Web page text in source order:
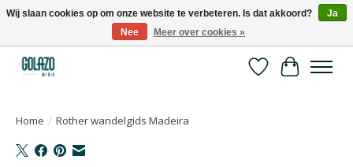
Kennispartner in sport, bewegen en gezondheid
Verlanglijst
Home / Rother wandelgids Madeira
Wij slaan cookies op om onze website te verbeteren. Is dat akkoord?
Ja
Nee
Meer over cookies »